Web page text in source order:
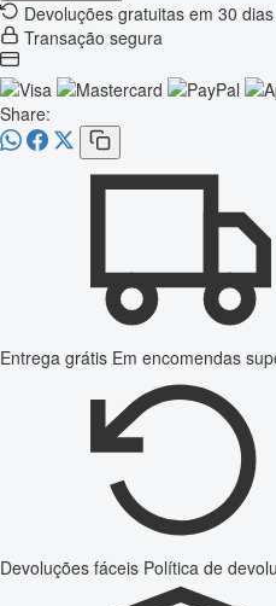
Devoluções gratuitas em 30 dias
Transação segura
Share:
Entrega grátis Em encomendas
Devoluções fáceis Política de